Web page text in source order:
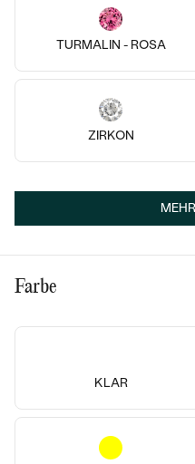
TURMALIN - ROSA
ZIRKON
Farbe
KLAR
Silber, Ohne Stein
€ 89
Vergoldetes Silber - gelb, Ohne
Tilly